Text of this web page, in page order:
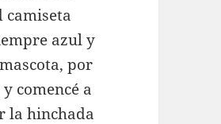
camiseta
azul y
por
comencé a
la hinchada